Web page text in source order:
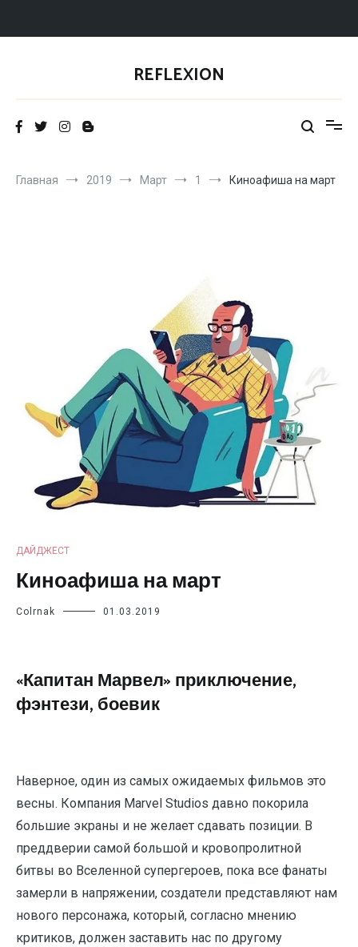
REFLEXION
Главная 2019 Март 1 Киноафиша на март
ДАЙДЖЕСТ
Киноафиша на март
Colrnak 01.03.2019
«Капитан Марвел» приключение,
фэнтези, боевик
Наверное, один из самых ожидаемых фильмов это
весны. Компания Marvel Studios давно покорила
большие экраны и не желает сдавать позиции. В
преддверии самой большой и кровопролитной
битвы во Вселенной супергероев, пока все фанаты
замерли в напряжении, создатели представляют нам
нового персонажа, который, согласно мнению
критиков, должен заставить нас по другому